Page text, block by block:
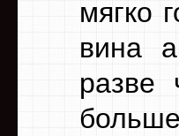
мягко
вина
разве